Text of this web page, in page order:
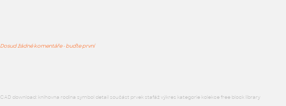
Dosud žádné komentáře - buďte první
CAD download: knihovna rodina symbol detail součást prvek stafáž výkres kategorie kolekce free block library